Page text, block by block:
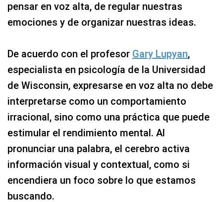
pensar en voz alta, de regular nuestras
emociones y de organizar nuestras ideas.
De acuerdo con el profesor Gary Lupyan,
especialista en psicología de la Universidad
de Wisconsin, expresarse en voz alta no debe
interpretarse como un comportamiento
irracional, sino como una práctica que puede
estimular el rendimiento mental. Al
pronunciar una palabra, el cerebro activa
información visual y contextual, como si
encendiera un foco sobre lo que estamos
buscando.